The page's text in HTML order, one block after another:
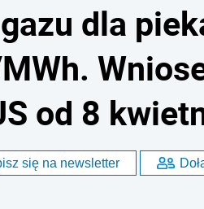
dla
od 8
się na newsletter